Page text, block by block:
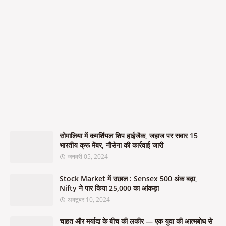
सोमालिया में कमर्शियल शिप हाईजैक, जहाज पर सवार 15
भारतीय क्रू मेंबर, नौसेना की कार्रवाई जारी
जनवरी 05, 2024
Stock Market में उछाल : Sensex 500 अंक बढ़ा,
Nifty ने पार किया 25,000 का आंकड़ा
अक्टूबर 10, 2024
चाहत और मर्यादा के बीच की लकीर — एक युवा की आत्मबोध से